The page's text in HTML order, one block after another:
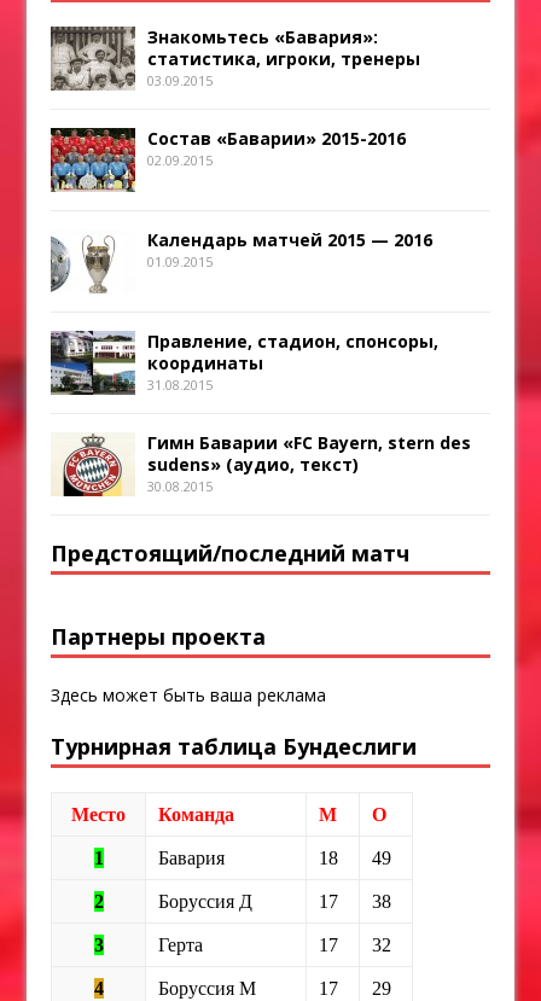
Знакомьтесь «Бавария»:
статистика, игроки, тренеры
03.09.2015
Состав «Баварии» 2015-2016
02.09.2015
Календарь матчей 2015 — 2016
01.09.2015
Правление, стадион, спонсоры,
координаты
31.08.2015
Гимн Баварии «FC Bayern, stern des
sudens» (аудио, текст)
30.08.2015
Предстоящий/последний матч
Партнеры проекта
Здесь может быть ваша реклама
Турнирная таблица Бундеслиги
Место Команда М О
1 Бавария 18 49
2 Боруссия Д 17 38
3 Герта 17 32
4 Боруссия М 17 29